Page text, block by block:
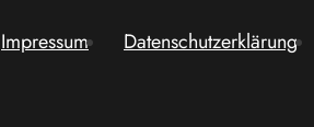
Impressum Datenschutzerklärung